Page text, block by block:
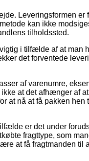
Leveringsformen er
kan ikke
tilholdssted.
i tilfælde af at man
det forventede
af varenumre,
at det afhænger af
at nå at få pakken hen
er det under
fragttype, som
at få fragtmanden til